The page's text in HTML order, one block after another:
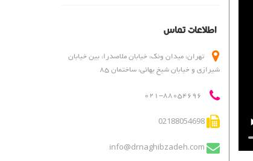
لیست قیمت ها
مطالب
اطلاعات تماس
تهران، میدان ونک، خیابان ملاصدرا، بین خیابان
شیرازی و خیابان شیخ بهائی، ساختمان 85
021-88054696
02188054698